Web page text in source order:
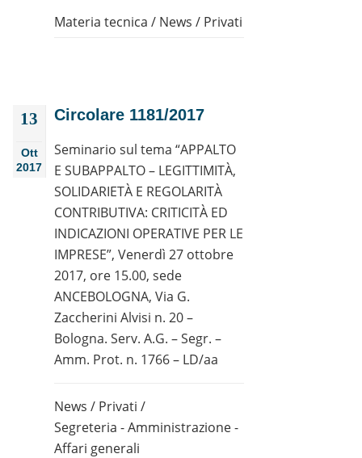
Materia tecnica / News / Privati
13
Ott
2017
Circolare 1181/2017
Seminario sul tema “APPALTO
E SUBAPPALTO – LEGITTIMITÀ,
SOLIDARIETÀ E REGOLARITÀ
CONTRIBUTIVA: CRITICITÀ ED
INDICAZIONI OPERATIVE PER LE
IMPRESE”, Venerdì 27 ottobre
2017, ore 15.00, sede
ANCEBOLOGNA, Via G.
Zaccherini Alvisi n. 20 –
Bologna. Serv. A.G. – Segr. –
Amm. Prot. n. 1766 – LD/aa
News / Privati /
Segreteria - Amministrazione -
Affari generali